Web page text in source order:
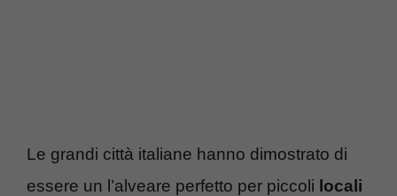
Le grandi città italiane hanno dimostrato di
essere un l’alveare perfetto per piccoli locali